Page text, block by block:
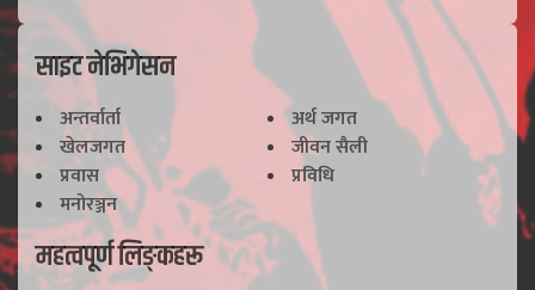
साइट नेभिगेसन
अन्तर्वार्ता
अर्थ जगत
खेलजगत
जीवन सैली
प्रवास
प्रविधि
मनोरञ्जन
महत्वपूर्ण लिङ्कहरू